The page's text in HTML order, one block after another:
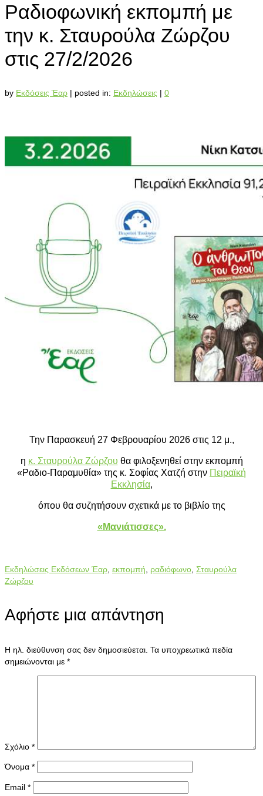
Ραδιοφωνική εκπομπή με
την κ. Σταυρούλα Ζώρζου
στις 27/2/2026
by Εκδόσεις Έαρ | posted in: Εκδηλώσεις | 0
Την Παρασκευή 27 Φεβρουαρίου 2026 στις 12 μ.,
η κ. Σταυρούλα Ζώρζου θα φιλοξενηθεί στην εκπομπή
«Ραδιο-Παραμυθία» της κ. Σοφίας Χατζή στην Πειραϊκή
Εκκλησία,
όπου θα συζητήσουν σχετικά με το βιβλίο της
«Μανιάτισσες».
Εκδηλώσεις Εκδόσεων Έαρ, εκπομπή, ραδιόφωνο, Σταυρούλα
Ζώρζου
Αφήστε μια απάντηση
Η ηλ. διεύθυνση σας δεν δημοσιεύεται. Τα υποχρεωτικά πεδία
σημειώνονται με *
Σχόλιο *
Όνομα *
Email *